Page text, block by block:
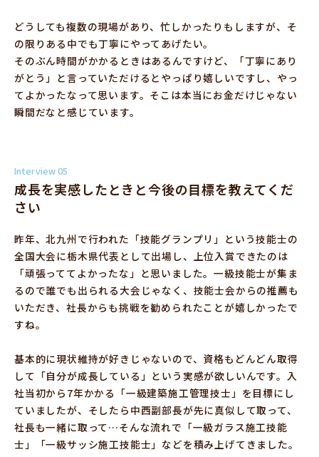
どうしても複数の現場があり、忙しかったりもしますが、そ
の限りある中でも丁寧にやってあげたい。
そのぶん時間がかかるときはあるんですけど、「丁寧にあり
がとう」と言っていただけるとやっぱり嬉しいですし、やっ
てよかったなって思います。そこは本当にお金だけじゃない
瞬間だなと感じています。
Interview 05
成長を実感したときと今後の目標を教えてくだ
さい
昨年、北九州で行われた「技能グランプリ」という技能士の
全国大会に栃木県代表として出場し、上位入賞できたのは
「頑張っててよかったな」と思いました。一級技能士が集ま
るので誰でも出られる大会じゃなく、技能士会からの推薦も
いただき、社長からも挑戦を勧められたことが嬉しかったで
すね。
基本的に現状維持が好きじゃないので、資格もどんどん取得
して「自分が成長している」という実感が欲しいんです。入
社当初から7年かかる「一級建築施工管理技士」を目標にし
ていましたが、そしたら中西副部長が先に真似して取って、
社長も一緒に取って…そんな流れで「一級ガラス施工技能
士」「一級サッシ施工技能士」などを積み上げてきました。